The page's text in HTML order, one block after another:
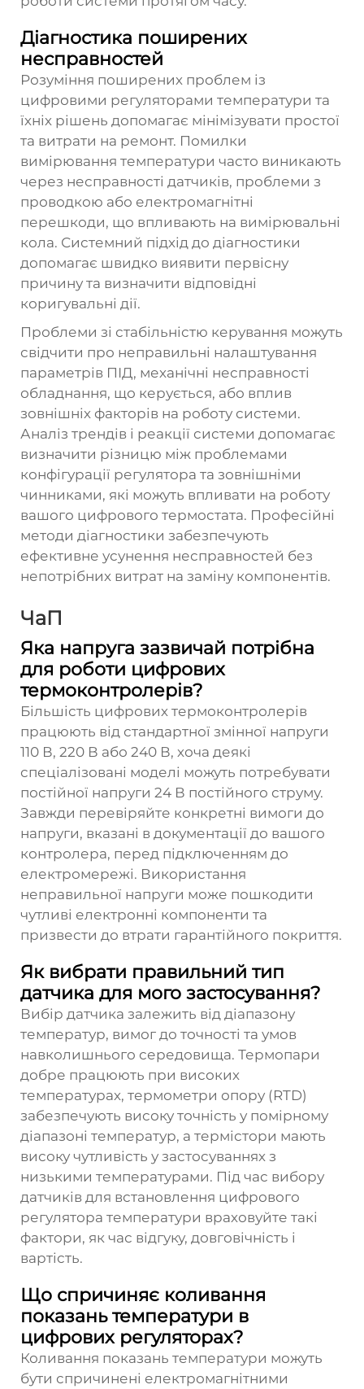
Діагностика поширених
несправностей
Розуміння поширених проблем із
цифровими регуляторами температури та
їхніх рішень допомагає мінімізувати простої
та витрати на ремонт. Помилки
вимірювання температури часто виникають
через несправності датчиків, проблеми з
проводкою або електромагнітні
перешкоди, що впливають на вимірювальні
кола. Системний підхід до діагностики
допомагає швидко виявити первісну
причину та визначити відповідні
коригувальні дії.
Проблеми зі стабільністю керування можуть
свідчити про неправильні налаштування
параметрів ПІД, механічні несправності
обладнання, що керується, або вплив
зовнішніх факторів на роботу системи.
Аналіз трендів і реакції системи допомагає
визначити різницю між проблемами
конфігурації регулятора та зовнішніми
чинниками, які можуть впливати на роботу
вашого цифрового термостата. Професійні
методи діагностики забезпечують
ефективне усунення несправностей без
непотрібних витрат на заміну компонентів.
ЧаП
Яка напруга зазвичай потрібна
для роботи цифрових
термоконтролерів?
Більшість цифрових термоконтролерів
працюють від стандартної змінної напруги
110 В, 220 В або 240 В, хоча деякі
спеціалізовані моделі можуть потребувати
постійної напруги 24 В постійного струму.
Завжди перевіряйте конкретні вимоги до
напруги, вказані в документації до вашого
контролера, перед підключенням до
електромережі. Використання
неправильної напруги може пошкодити
чутливі електронні компоненти та
призвести до втрати гарантійного покриття.
Як вибрати правильний тип
датчика для мого застосування?
Вибір датчика залежить від діапазону
температур, вимог до точності та умов
навколишнього середовища. Термопари
добре працюють при високих
температурах, термометри опору (RTD)
забезпечують високу точність у помірному
діапазоні температур, а термістори мають
високу чутливість у застосуваннях з
низькими температурами. Під час вибору
датчиків для встановлення цифрового
регулятора температури враховуйте такі
фактори, як час відгуку, довговічність і
вартість.
Що спричиняє коливання
показань температури в
цифрових регуляторах?
Коливання показань температури можуть
бути спричинені електромагнітними